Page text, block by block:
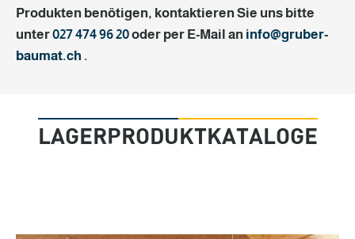
Produkten benötigen, kontaktieren Sie uns bitte
unter027 474 96 20oder per E-Mail an info@gruber-
baumat.ch .
LAGERPRODUKTKATALOGE